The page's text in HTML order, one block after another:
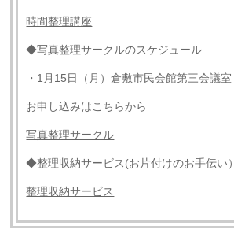
時間整理講座
◆写真整理サークルのスケジュール
・1月15日（月）倉敷市民会館第三会議室
お申し込みはこちらから
写真整理サークル
◆整理収納サービス(お片付けのお手伝い）
整理収納サービス